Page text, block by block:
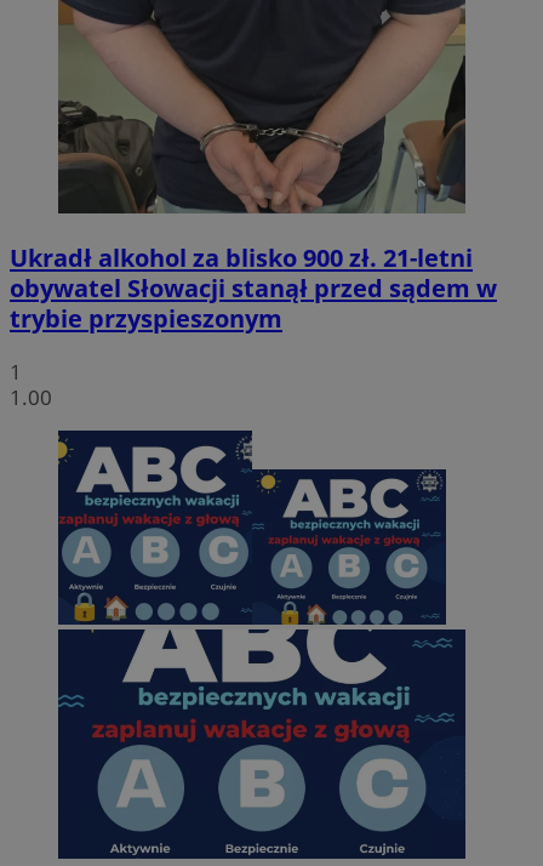
Ukradł alkohol za blisko 900 zł. 21-letni
obywatel Słowacji stanął przed sądem w
trybie przyspieszonym
1
1.00